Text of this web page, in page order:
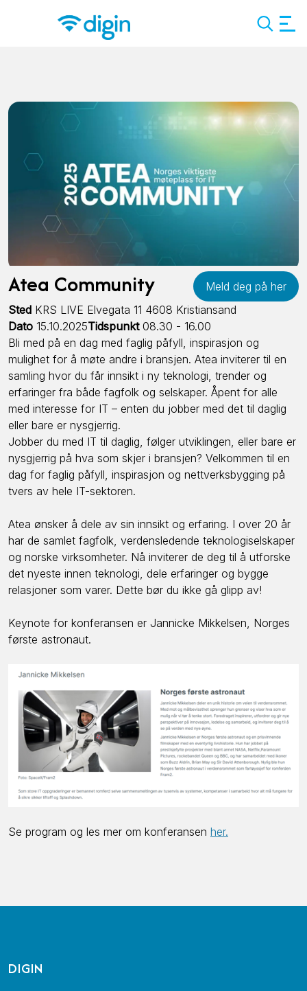
Atea Community
Meld deg på her
Sted KRS LIVE Elvegata 11 4608 Kristiansand
Dato 15.10.2025Tidspunkt08.30 - 16.00
Bli med på en dag med faglig påfyll, inspirasjon og
mulighet for å møte andre i bransjen. Atea inviterer til en
samling hvor du får innsikt i ny teknologi, trender og
erfaringer fra både fagfolk og selskaper. Åpent for alle
med interesse for IT – enten du jobber med det til daglig
eller bare er nysgjerrig.
Jobber du med IT til daglig, følger utviklingen, eller bare er
nysgjerrig på hva som skjer i bransjen? Velkommen til en
dag for faglig påfyll, inspirasjon og nettverksbygging på
tvers av hele IT-sektoren.
Atea ønsker å dele av sin innsikt og erfaring. I over 20 år
har de samlet fagfolk, verdensledende teknologiselskaper
og norske virksomheter. Nå inviterer de deg til å utforske
det nyeste innen teknologi, dele erfaringer og bygge
relasjoner som varer. Dette bør du ikke gå glipp av!
Keynote for konferansen er Jannicke Mikkelsen, Norges
første astronaut.
Se program og les mer om konferansen her.
DIGIN